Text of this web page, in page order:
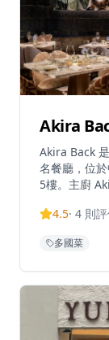
Akira
Akira Back
名餐廳，位
5樓。主廚
人料理」森
洛杉磯、杜
場感的共享
脆餅底配新
Tartare（配
調味料）以
4.5· 4 則
多國菜